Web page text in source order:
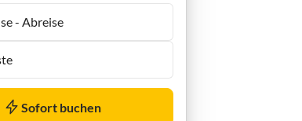
- Abreise
Sofort buchen